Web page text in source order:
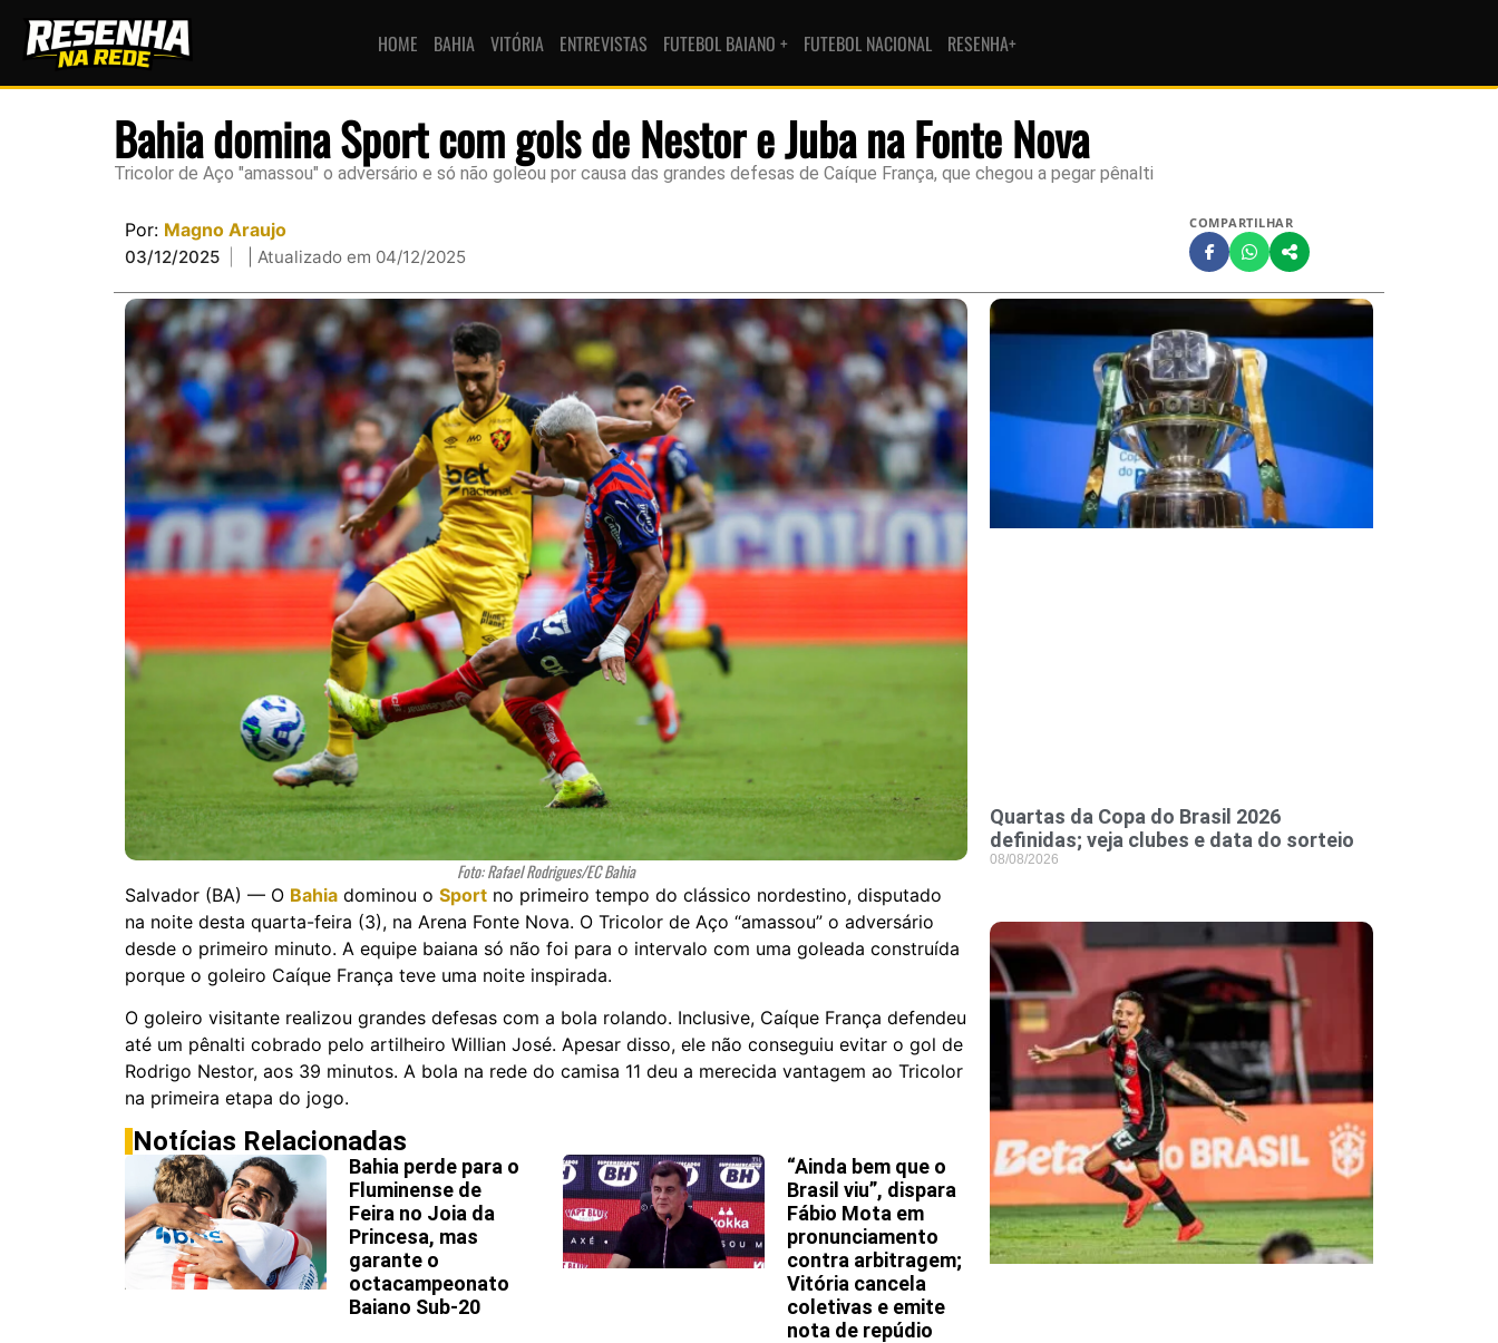
HOME BAHIA VITÓRIA ENTREVISTAS FUTEBOL BAIANO + FUTEBOL NACIONAL RESENHA+
Bahia domina Sport com gols de Nestor e Juba na Fonte Nova
Tricolor de Aço "amassou" o adversário e só não goleou por causa das grandes defesas de Caíque França, que chegou a pegar pênalti
Por: Magno Araujo
03/12/2025 | Atualizado em 04/12/2025
COMPARTILHAR
Foto: Rafael Rodrigues/EC Bahia
Salvador (BA) — O Bahia dominou o Sport no primeiro tempo do clássico nordestino, disputado
na noite desta quarta-feira (3), na Arena Fonte Nova. O Tricolor de Aço “amassou” o adversário
desde o primeiro minuto. A equipe baiana só não foi para o intervalo com uma goleada construída
porque o goleiro Caíque França teve uma noite inspirada.
O goleiro visitante realizou grandes defesas com a bola rolando. Inclusive, Caíque França defendeu
até um pênalti cobrado pelo artilheiro Willian José. Apesar disso, ele não conseguiu evitar o gol de
Rodrigo Nestor, aos 39 minutos. A bola na rede do camisa 11 deu a merecida vantagem ao Tricolor
na primeira etapa do jogo.
Notícias Relacionadas
Bahia perde para o
Fluminense de
Feira no Joia da
Princesa, mas
garante o
octacampeonato
Baiano Sub-20
“Ainda bem que o
Brasil viu”, dispara
Fábio Mota em
pronunciamento
contra arbitragem;
Vitória cancela
coletivas e emite
nota de repúdio
Quartas da Copa do Brasil 2026
definidas; veja clubes e data do sorteio
08/08/2026